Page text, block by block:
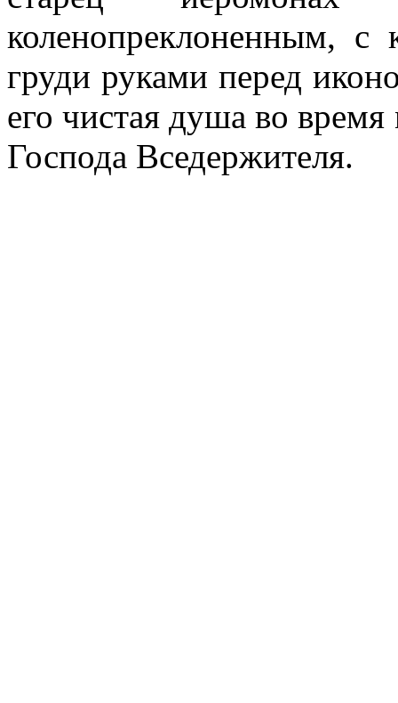
коленопреклоненным, с
груди руками перед
его чистая душа во
Господа Вседержителя.